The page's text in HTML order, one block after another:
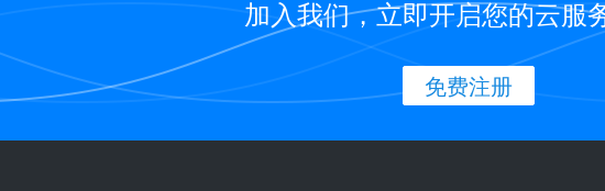
加入我们，立即开启您的云服
免费注册